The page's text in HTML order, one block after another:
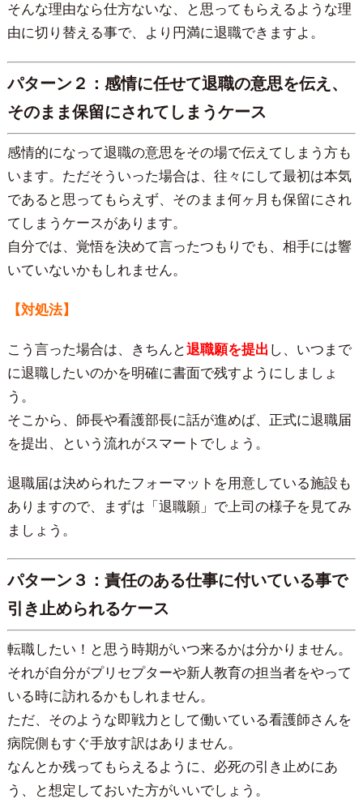
そんな理由なら仕方ないな、と思ってもらえるような理
由に切り替える事で、より円満に退職できますよ。
パターン２：感情に任せて退職の意思を伝え、
そのまま保留にされてしまうケース
感情的になって退職の意思をその場で伝えてしまう方も
います。ただそういった場合は、往々にして最初は本気
であると思ってもらえず、そのまま何ヶ月も保留にされ
てしまうケースがあります。
自分では、覚悟を決めて言ったつもりでも、相手には響
いていないかもしれません。
【対処法】
こう言った場合は、きちんと退職願を提出 し、いつまで
に退職したいのかを明確に書面で残すようにしましょ
う。
そこから、師長や看護部長に話が進めば、正式に退職届
を提出、という流れがスマートでしょう。
退職届は決められたフォーマットを用意している施設も
ありますので、まずは「退職願」で上司の様子を見てみ
ましょう。
パターン３：責任のある仕事に付いている事で
引き止められるケース
転職したい！と思う時期がいつ来るかは分かりません。
それが自分がプリセプターや新人教育の担当者をやって
いる時に訪れるかもしれません。
ただ、そのような即戦力として働いている看護師さんを
病院側もすぐ手放す訳はありません。
なんとか残ってもらえるように、必死の引き止めにあ
う、と想定しておいた方がいいでしょう。